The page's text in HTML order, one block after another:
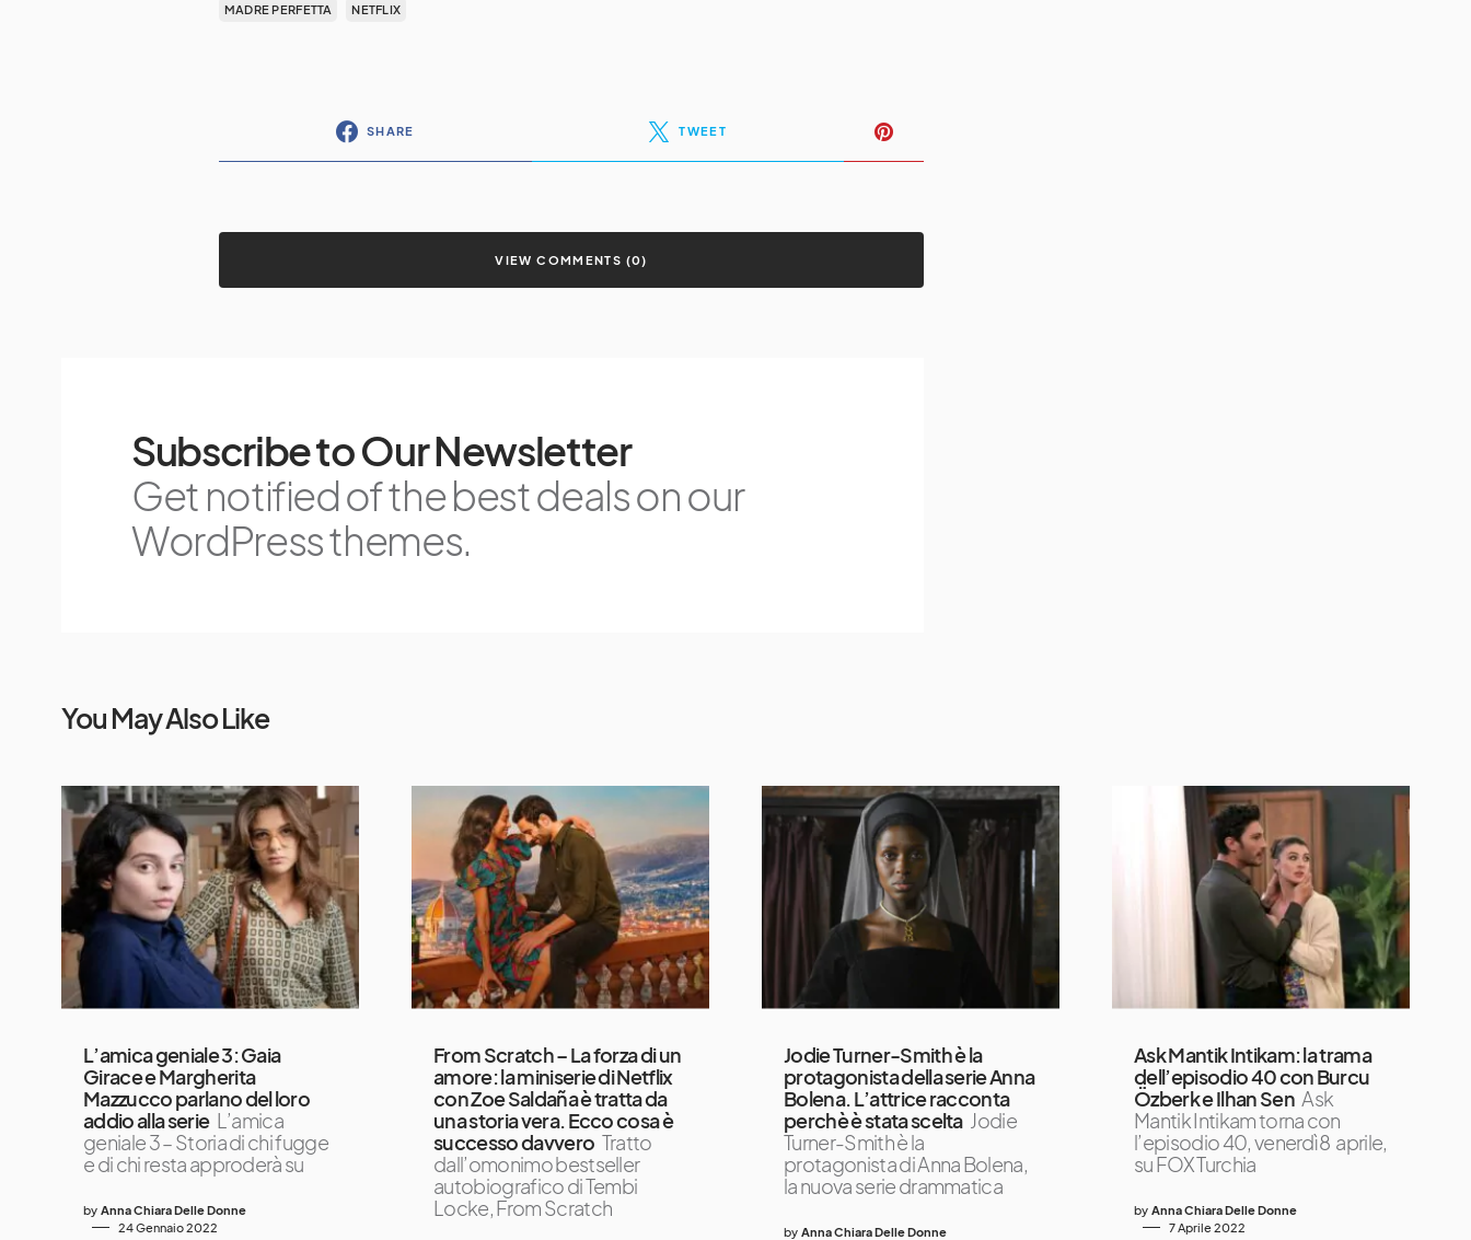
MADRE PERFETTA NETFLIX
SHARE TWEET
VIEW COMMENTS (0)
Subscribe to Our Newsletter
Get notified of the best deals on our
WordPress themes.
You May Also Like
L’amica geniale 3: Gaia
Girace e Margherita
Mazzucco parlano del loro
addio alla serie L’amica
geniale 3 – Storia di chi fugge
e di chi resta approderà su
by Anna Chiara Delle Donne
24 Gennaio 2022
From Scratch – La forza di un
amore: la miniserie di Netflix
con Zoe Saldaña è tratta da
una storia vera. Ecco cosa è
successo davvero Tratto
dall’omonimo bestseller
autobiografico di Tembi
Locke, From Scratch
Jodie Turner-Smith è la
protagonista della serie Anna
Bolena. L’attrice racconta
perchè è stata scelta Jodie
Turner-Smith è la
protagonista di Anna Bolena,
la nuova serie drammatica
by Anna Chiara Delle Donne
Ask Mantik Intikam: la trama
dell’episodio 40 con Burcu
Özberk e Ilhan Sen Ask
Mantik Intikam torna con
l’episodio 40, venerdì 8 aprile,
su FOX Turchia
by Anna Chiara Delle Donne
7 Aprile 2022